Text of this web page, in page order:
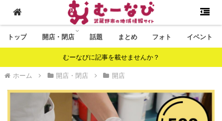
トップ 開店・閉店 話題 まとめ フォト イベント
むーなびに記事を載せませんか？
ホーム 開店・閉店 開店